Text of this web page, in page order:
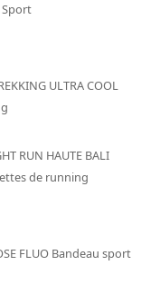
Sport
ULTRA COOL
RUN HAUTE BALI
de running
FLUO Bandeau sport